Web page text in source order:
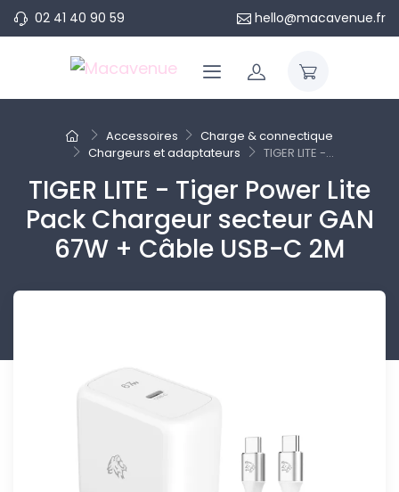
02 41 40 90 59 hello@macavenue.fr
Accessoires
Charge & connectique
Chargeurs et adaptateurs
TIGER LITE -...
TIGER LITE - Tiger Power Lite
Pack Chargeur secteur GAN
67W + Câble USB-C 2M